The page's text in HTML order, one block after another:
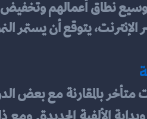
الإنترنت، يتوقع أن يستمر
متأخر بالمقارنة مع بعض